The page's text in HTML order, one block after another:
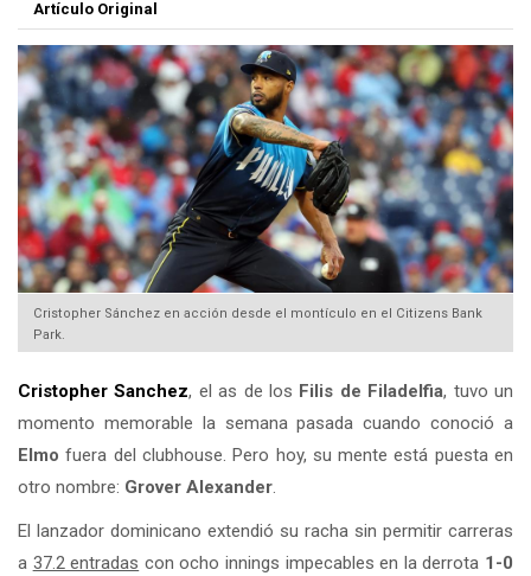
Artículo Original
Cristopher Sánchez en acción desde el montículo en el Citizens Bank
Park.
Cristopher Sanchez, el as de los Filis de Filadelfia, tuvo un
momento memorable la semana pasada cuando conoció a
Elmo fuera del clubhouse. Pero hoy, su mente está puesta en
otro nombre: Grover Alexander.
El lanzador dominicano extendió su racha sin permitir carreras
a 37.2 entradas con ocho innings impecables en la derrota 1-0